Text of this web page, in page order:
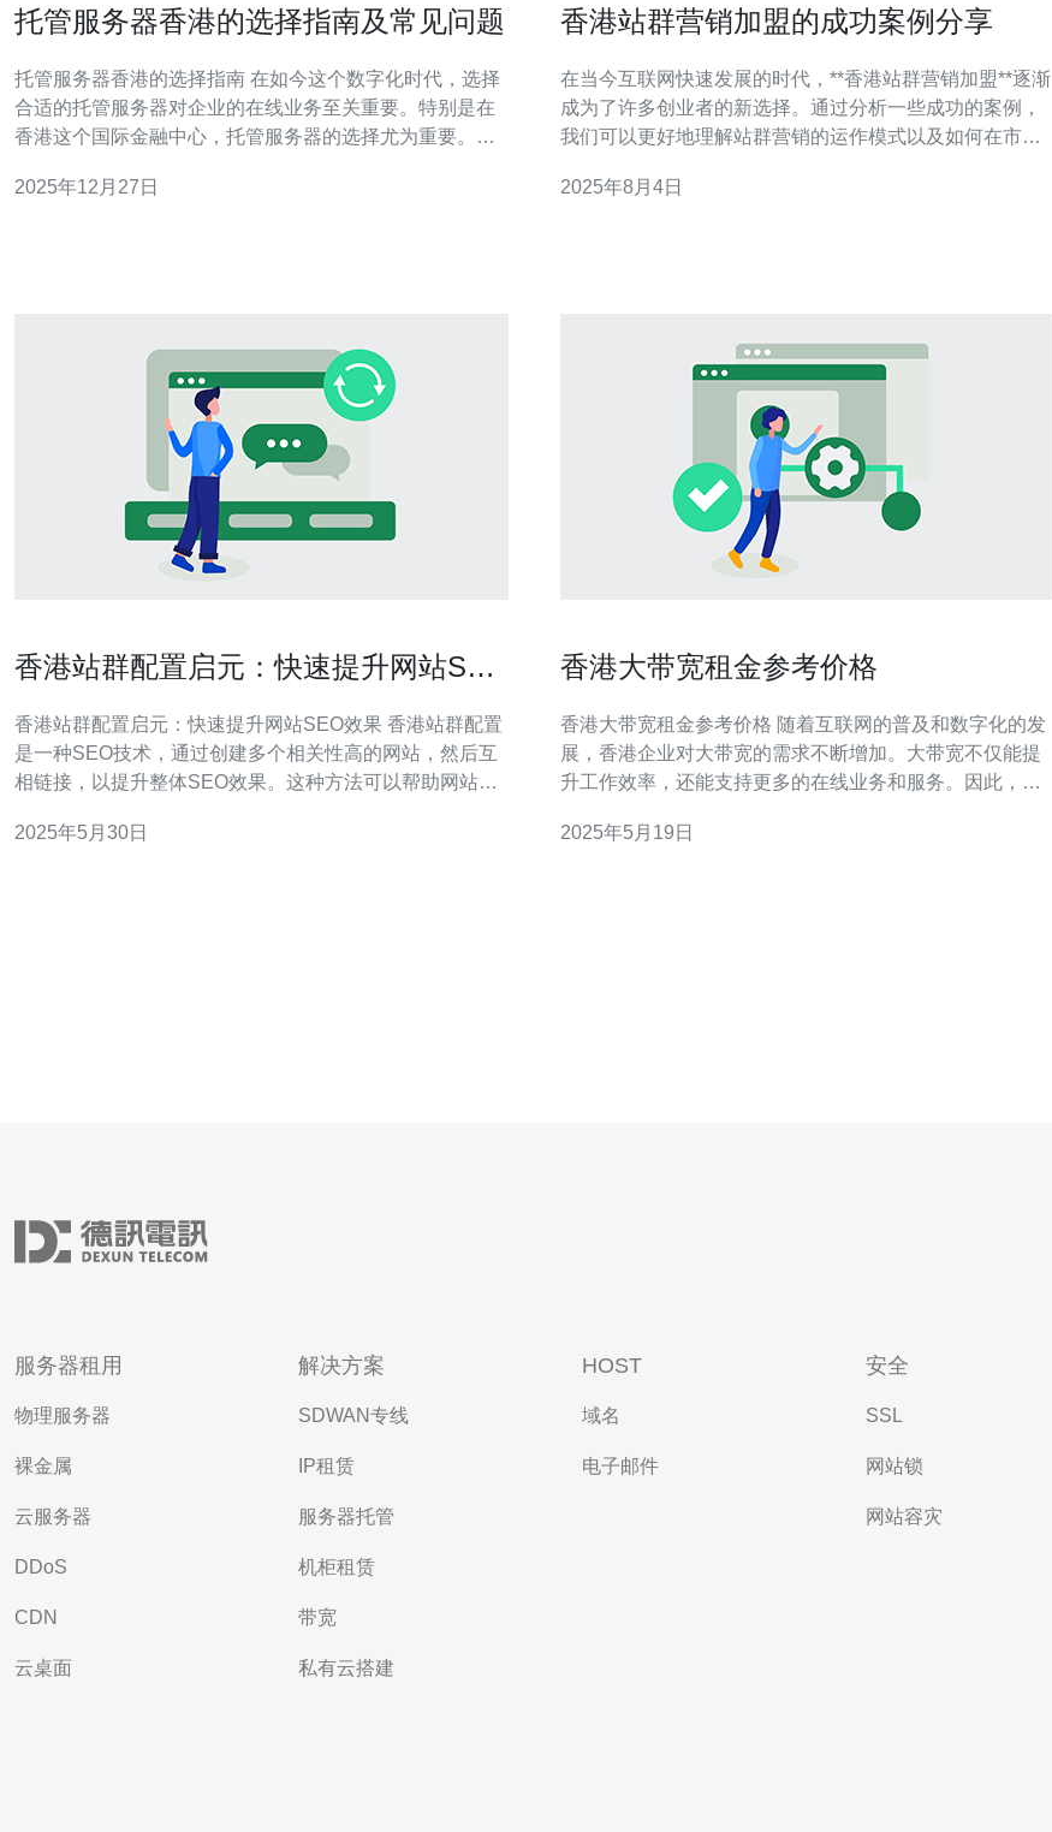
托管服务器香港的选择指南及常见问题
托管服务器香港的选择指南 在如今这个数字化时代，选择
合适的托管服务器对企业的在线业务至关重要。特别是在
香港这个国际金融中心，托管服务器的选择尤为重要。本
答，帮助您在众多的服务提供商中做出明智的决策。 以下
2025年12月27日
香港站群营销加盟的成功案例分享
在当今互联网快速发展的时代，**香港站群营销加盟**逐渐
成为了许多创业者的新选择。通过分析一些成功的案例，
我们可以更好地理解站群营销的运作模式以及如何在市场
有意向的加盟者找到合适的方向。 成功案例有哪些？ 在香
2025年8月4日
香港站群配置启元：快速提升网站SEO
香港站群配置启元：快速提升网站SEO效果 香港站群配置
是一种SEO技术，通过创建多个相关性高的网站，然后互
相链接，以提升整体SEO效果。这种方法可以帮助网站在
配置可以带来以下几个优势： 提高网站排名：通过互相链
2025年5月30日
香港大带宽租金参考价格
香港大带宽租金参考价格 随着互联网的普及和数字化的发
展，香港企业对大带宽的需求不断增加。大带宽不仅能提
升工作效率，还能支持更多的在线业务和服务。因此，越
络需求。 根据市场调研和数据统计，目前香港大带宽的租
2025年5月19日
服务器租用
物理服务器
裸金属
云服务器
DDoS
CDN
云桌面
解决方案
SDWAN专线
IP租赁
服务器托管
机柜租赁
带宽
私有云搭建
HOST
域名
电子邮件
安全
SSL
网站锁
网站容灾